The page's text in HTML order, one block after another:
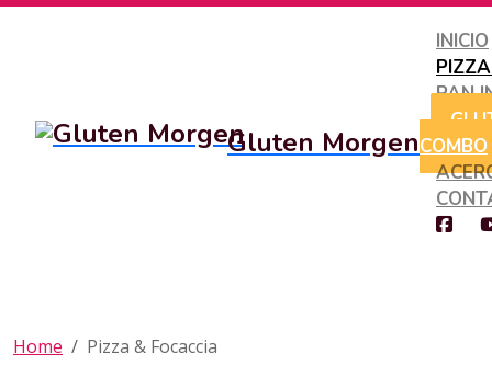
Gluten Morgen
INICIO
PAN
COMBO
Home Pizza & Focaccia